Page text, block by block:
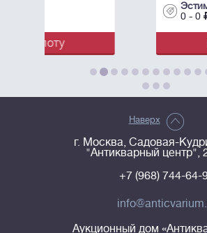
Наверх
г. Москва, Садовая-
"Антикварный центр",
+7 (968) 744-64-
Аукционный дом